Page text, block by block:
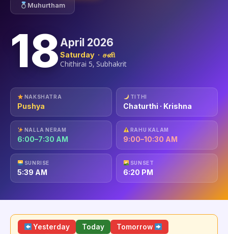
Muhurtham
18 April 2026
Saturday · சனி
Chithirai 5, Subhakrit
NAKSHATRA
Pushya
TITHI
Chaturthi · Krishna
NALLA NERAM
6:00–7:30 AM
RAHU KALAM
9:00–10:30 AM
SUNRISE
5:39 AM
SUNSET
6:20 PM
Yesterday Today Tomorrow